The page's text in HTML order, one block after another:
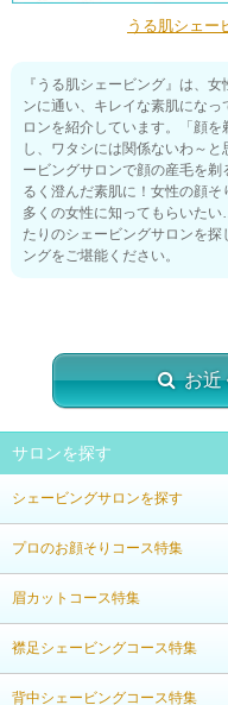
うる肌シェー
『うる肌シェービング』は、
ンに通い、キレイな素肌にな
ロンを紹介しています。「顔
し、ワタシには関係ないわ～
ービングサロンで顔の産毛を
るく澄んだ素肌に！女性の顔
多くの女性に知ってもらいた
たりのシェービングサロンを
ングをご堪能ください。
お近
サロンを探す
シェービングサロンを探す
プロのお顔そりコース特集
眉カットコース特集
襟足シェービングコース特集
背中シェービングコース特集